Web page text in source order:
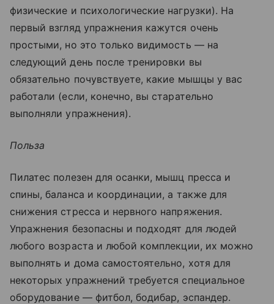
физические и психологические нагрузки). На
первый взгляд упражнения кажутся очень
простыми, но это только видимость — на
следующий день после тренировки вы
обязательно почувствуете, какие мышцы у вас
работали (если, конечно, вы старательно
выполняли упражнения).
Польза
Пилатес полезен для осанки, мышц пресса и
спины, баланса и координации, а также для
снижения стресса и нервного напряжения.
Упражнения безопасны и подходят для людей
любого возраста и любой комплекции, их можно
выполнять и дома самостоятельно, хотя для
некоторых упражнений требуется специальное
оборудование — фитбол, бодибар, эспандер.